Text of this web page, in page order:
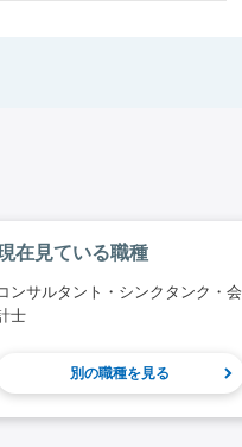
在見ている職種
ンサルタント・シンクタンク・会
士
別の職種を見る